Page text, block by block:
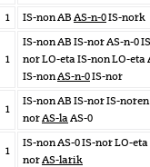
1
IS-non AB AS-n-0IS-nork
1
IS-non AB IS-nor AS-n-0
nor LO-eta IS-non LO-eta
IS-nonAS-n-0IS-nor
1
IS-non AB IS-nor IS-noren
norAS-laAS-0
1
IS-non AS-0 IS-nor LO-eta
norAS-larik